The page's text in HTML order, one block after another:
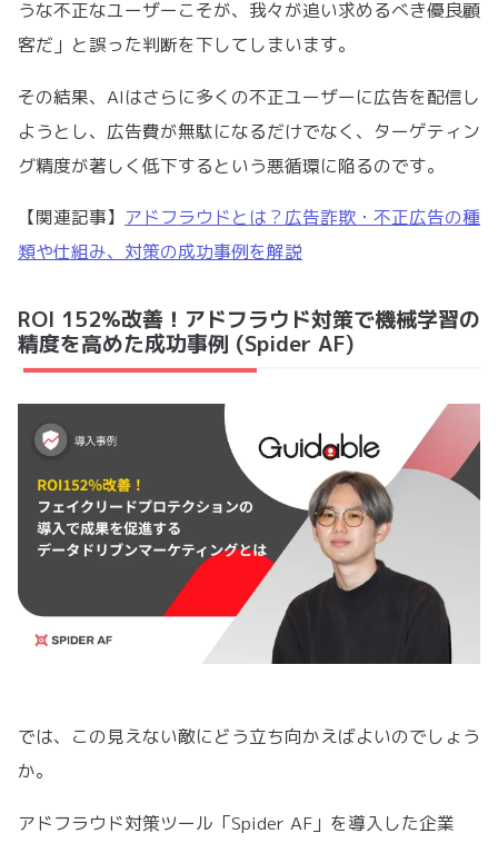
うな不正なユーザーこそが、我々が追い求めるべき優良顧
客だ」と誤った判断を下してしまいます。
その結果、AIはさらに多くの不正ユーザーに広告を配信し
ようとし、広告費が無駄になるだけでなく、ターゲティン
グ精度が著しく低下するという悪循環に陥るのです。
【関連記事】 アドフラウドとは？広告詐欺・不正広告の種
類や仕組み、対策の成功事例を解説
ROI 152%改善！アドフラウド対策で機械学習の
精度を高めた成功事例 (Spider AF)
では、この見えない敵にどう立ち向かえばよいのでしょう
か。
アドフラウド対策ツール「Spider AF」を導入した企業